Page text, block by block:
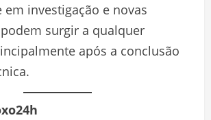
em investigação e novas
surgir a qualquer
após a conclusão